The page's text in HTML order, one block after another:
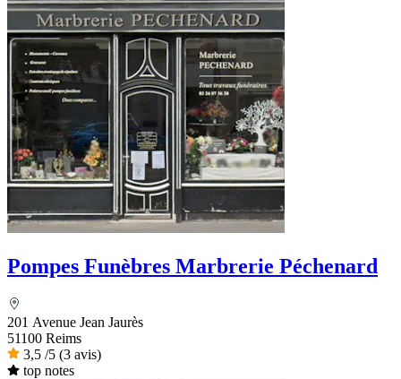
Pompes Funèbres Marbrerie Péchenard
201 Avenue Jean Jaurès
51100 Reims
3,5 /5 (3 avis)
top notes